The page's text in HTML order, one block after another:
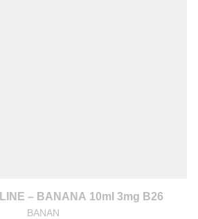
– BANANA 10ml 3mg B26
BANAN